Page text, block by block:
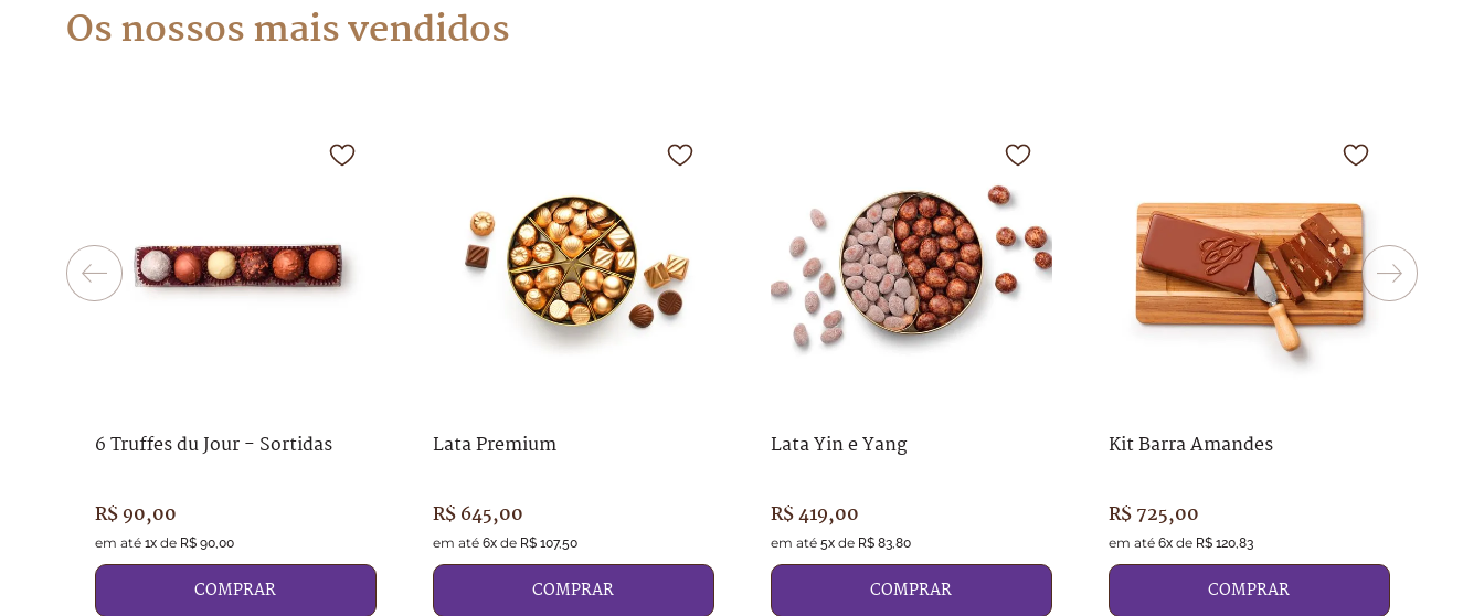
Os nossos mais vendidos
6 Truffes du Jour - Sortidas
R$90,00
em até 1xde R$ 90,00
COMPRAR
Lata Premium
R$ 645,00
em até 6xde R$ 107,50
COMPRAR
Lata Yin e Yang
R$419,00
em até 5xde R$ 83,80
COMPRAR
Kit Barra Amandes
R$ 725,00
em até 6xde R$ 120,83
COMPRAR